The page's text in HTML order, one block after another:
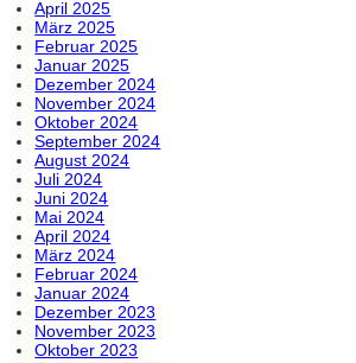
April 2025
März 2025
Februar 2025
Januar 2025
Dezember 2024
November 2024
Oktober 2024
September 2024
August 2024
Juli 2024
Juni 2024
Mai 2024
April 2024
März 2024
Februar 2024
Januar 2024
Dezember 2023
November 2023
Oktober 2023